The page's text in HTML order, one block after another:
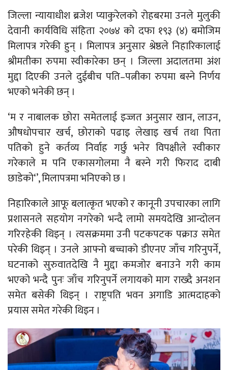
जिल्ला न्यायाधीश ब्रजेश प्याकुरेलको रोहबरमा उनले मुलुकी
देवानी कार्यविधि संहिता २०७४ को दफा १९३ (४) बमोजिम
मिलापत्र गरेकी हुन् । मिलापत्र अनुसार श्रेष्ठले निहारिकालाई
श्रीमतीका रुपमा स्वीकारेका छन् । जिल्ला अदालतमा अंश
मुद्दा दिएकी उनले दुईबीच पति–पत्नीका रुपमा बस्ने निर्णय
भएको भनेकी छन् ।
‘म र नाबालक छोरा समेतलाई इज्जत अनुसार खान, लाउन,
औषधोपचार खर्च, छोराको पढाइ लेखाइ खर्च तथा पिता
पतिको हुने कर्तव्य निर्वाह गर्छु भनेर विपक्षीले स्वीकार
गरेकाले म पनि एकासगोलमा नै बस्ने गरी फिराद दाबी
छाडेको‘’, मिलापत्रमा भनिएको छ ।
निहारिकाले आफू बलात्कृत भएको र कानूनी उपचारका लागि
प्रशासनले सहयोग नगरेको भन्दै लामो समयदेखि आन्दोलन
गरिरहेकी थिइन् । त्यसक्रममा उनी पटकपटक पक्राउ समेत
परेकी थिइन् । उनले आफ्नो बच्चाको डीएनए जाँच गरिनुपर्ने,
घटनाको सुरुवातदेखि नै मुद्दा कमजोर बनाउने गरी काम
भएको भन्दै पुनः जाँच गरिनुपर्ने लगायको माग राख्दै अनशन
समेत बसेकी थिइन् । राष्ट्रपति भवन अगाडि आत्मदाहको
प्रयास समेत गरेकी थिइन ।